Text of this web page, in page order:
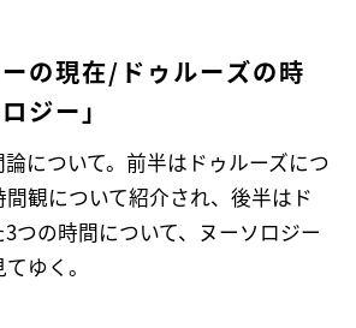
ーの現在/ドゥルーズの時
ジー」
論について。前半はドゥルーズにつ
観について紹介され、後半はド
つの時間について、ヌーソロジー
ゆく。